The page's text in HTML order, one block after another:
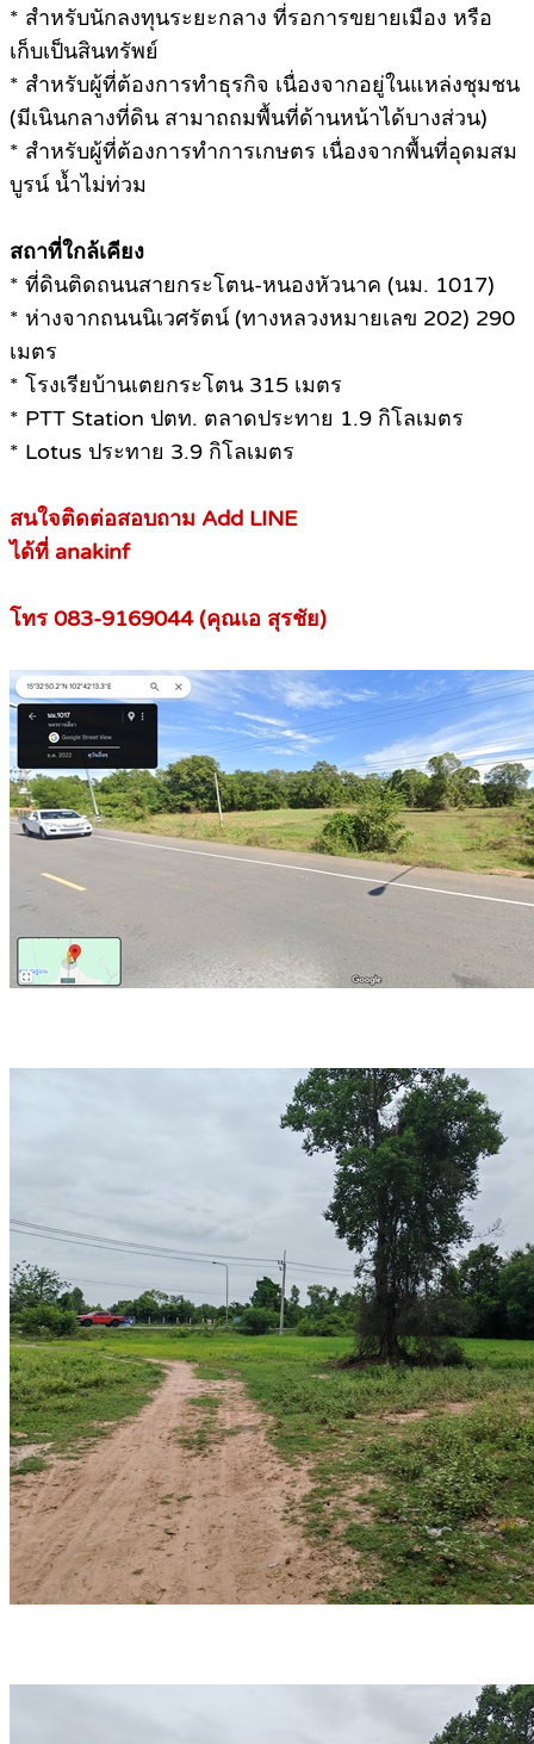
* สำหรับนักลงทุนระยะกลาง ที่รอการขยายเมือง หรือ
เก็บเป็นสินทรัพย์
* สำหรับผู้ที่ต้องการทำธุรกิจ เนื่องจากอยู่ในแหล่งชุมชน
(มีเนินกลางที่ดิน สามาถถมพื้นที่ด้านหน้าได้บางส่วน)
* สำหรับผู้ที่ต้องการทำการเกษตร เนื่องจากพื้นที่อุดมสม
บูรน์ น้ำไม่ท่วม
สถาที่ใกล้เคียง
* ที่ดินติดถนนสายกระโตน-หนองหัวนาค (นม. 1017)
* ห่างจากถนนนิเวศรัตน์ (ทางหลวงหมายเลข 202) 290
เมตร
* โรงเรียบ้านเตยกระโตน 315 เมตร
* PTT Station ปตท. ตลาดประทาย 1.9 กิโลเมตร
* Lotus ประทาย 3.9 กิโลเมตร
สนใจติดต่อสอบถาม Add LINE
ได้ที่ anakinf
โทร 083-9169044 (คุณเอ สุรชัย)